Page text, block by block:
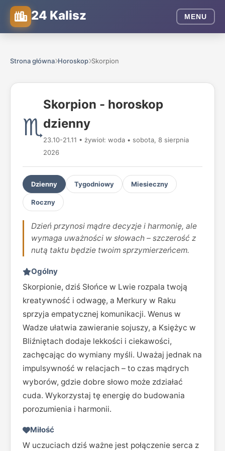
24 Kalisz MENU
Strona główna Horoskop Skorpion
♏
Skorpion - horoskop
dzienny
23.10-21.11 • żywioł: woda • sobota, 8 sierpnia
2026
Dzienny Tygodniowy Miesieczny
Roczny
Dzień przynosi mądre decyzje i harmonię, ale
wymaga uważności w słowach – szczerość z
nutą taktu będzie twoim sprzymierzeńcem.
Ogólny
Skorpionie, dziś Słońce w Lwie rozpala twoją
kreatywność i odwagę, a Merkury w Raku
sprzyja empatycznej komunikacji. Wenus w
Wadze ułatwia zawieranie sojuszy, a Księżyc w
Bliźniętach dodaje lekkości i ciekawości,
zachęcając do wymiany myśli. Uważaj jednak na
impulsywność w relacjach – to czas mądrych
wyborów, gdzie dobre słowo może zdziałać
cuda. Wykorzystaj tę energię do budowania
porozumienia i harmonii.
Miłość
W uczuciach dziś ważne jest połączenie serca z